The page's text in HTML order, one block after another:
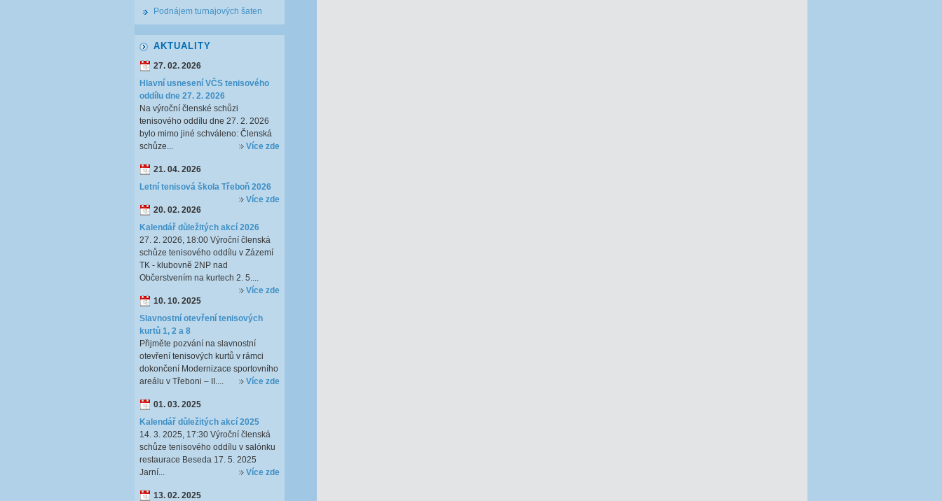
Podnájem turnajových šaten
AKTUALITY
27. 02. 2026
Hlavní usnesení VČS tenisového
oddílu dne 27. 2. 2026
Na výroční členské schůzi
tenisového oddílu dne 27. 2. 2026
bylo mimo jiné schváleno: Členská
schůze...
Více zde
21. 04. 2026
Letní tenisová škola Třeboň 2026
Více zde
20. 02. 2026
Kalendář důležitých akcí 2026
27. 2. 2026, 18:00 Výroční členská
schůze tenisového oddílu v Zázemí
TK - klubovně 2NP nad
Občerstvením na kurtech 2. 5....
Více zde
10. 10. 2025
Slavnostní otevření tenisových
kurtů 1, 2 a 8
Přijměte pozvání na slavnostní
otevření tenisových kurtů v rámci
dokončení Modernizace sportovního
areálu v Třeboni – II....
Více zde
01. 03. 2025
Kalendář důležitých akcí 2025
14. 3. 2025, 17:30 Výroční členská
schůze tenisového oddílu v salónku
restaurace Beseda 17. 5. 2025
Jarní...
Více zde
13. 02. 2025